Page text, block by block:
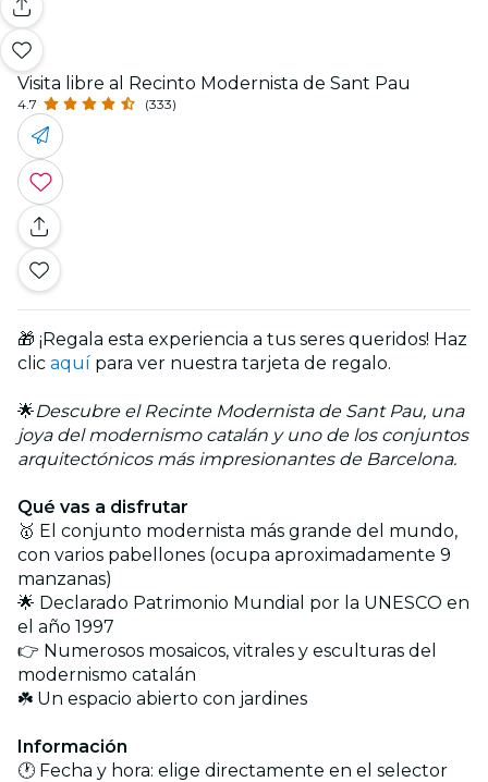
Visita libre al Recinto Modernista de Sant Pau
4.7 (333)
🎁 ¡Regala esta experiencia a tus seres queridos! Haz
clic aquí para ver nuestra tarjeta de regalo.
🌟Descubre el Recinte Modernista de Sant Pau, una
joya del modernismo catalán y uno de los conjuntos
arquitectónicos más impresionantes de Barcelona.
Qué vas a disfrutar
🥇 El conjunto modernista más grande del mundo,
con varios pabellones (ocupa aproximadamente 9
manzanas)
🌟 Declarado Patrimonio Mundial por la UNESCO en
el año 1997
👉 Numerosos mosaicos, vitrales y esculturas del
modernismo catalán
☘️ Un espacio abierto con jardines
Información
🕐 Fecha y hora: elige directamente en el selector